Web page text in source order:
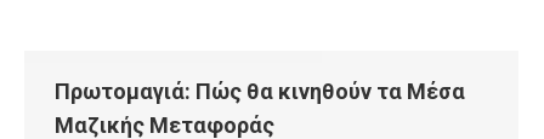
Πρωτομαγιά: Πώς θα κινηθούν τα Μέσα
Μαζικής Μεταφοράς